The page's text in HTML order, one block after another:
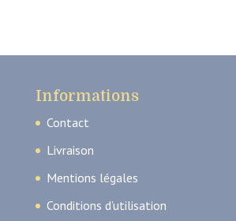
Informations
Contact
Livraison
Mentions légales
Conditions d’utilisation